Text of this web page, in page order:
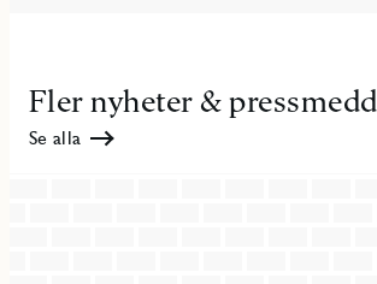
Fler nyheter &
Se alla